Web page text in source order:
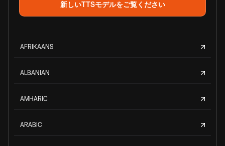
新しいTTSモデルをご覧ください
AFRIKAANS
ALBANIAN
AMHARIC
ARABIC